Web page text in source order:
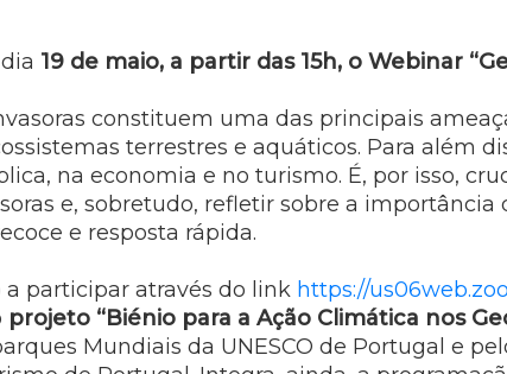
19 de maio, a partir das 15h, o Webinar
constituem uma das principais
terrestres e aquáticos. Para além
na economia e no turismo. É, por isso,
e, sobretudo, refletir sobre a
e resposta rápida.
participar através do link https://
projeto “Biénio para a Ação Climática nos
Mundiais da UNESCO de Portugal e